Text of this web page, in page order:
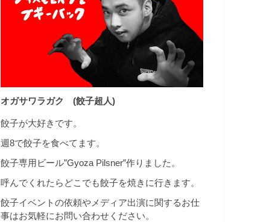
オガサワラガク (餃子超人)
餃子が大好きです。
週8で餃子を食べてます。
餃子専用ビール”Gyoza Pilsner”作りました。
呼んでくれたらどこでも餃子を焼きに行きます。
餃子イベントの依頼やメディア出演に関するお仕
事はお気軽にお問い合わせください。